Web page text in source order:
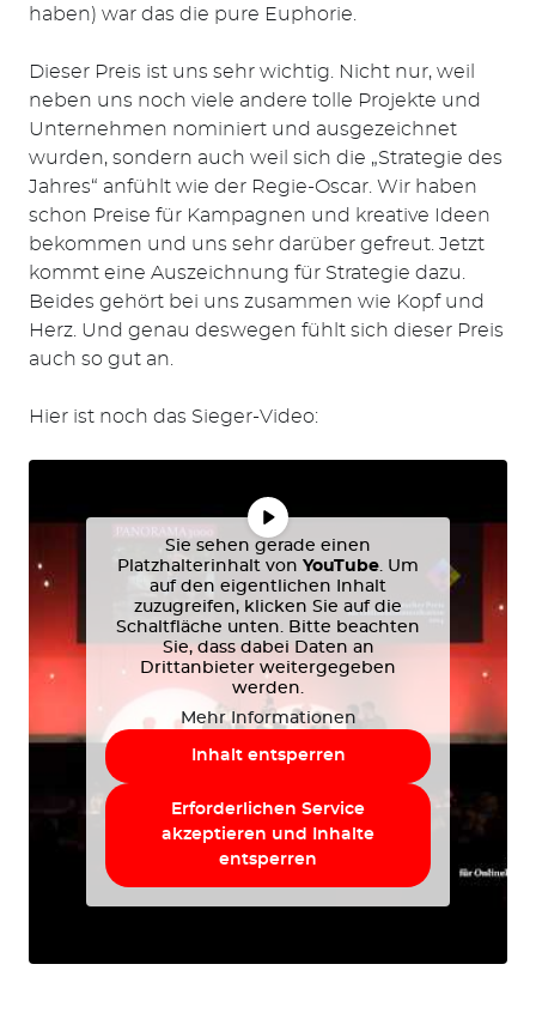
haben) war das die pure Euphorie.
Dieser Preis ist uns sehr wichtig. Nicht nur, weil
neben uns noch viele andere tolle Projekte und
Unternehmen nominiert und ausgezeichnet
wurden, sondern auch weil sich die „Strategie des
Jahres“ anfühlt wie der Regie-Oscar. Wir haben
schon Preise für Kampagnen und kreative Ideen
bekommen und uns sehr darüber gefreut. Jetzt
kommt eine Auszeichnung für Strategie dazu.
Beides gehört bei uns zusammen wie Kopf und
Herz. Und genau deswegen fühlt sich dieser Preis
auch so gut an.
Hier ist noch das Sieger-Video:
Sie sehen gerade einen
Platzhalterinhalt von YouTube. Um
auf den eigentlichen Inhalt
zuzugreifen, klicken Sie auf die
Schaltfläche unten. Bitte beachten
Sie, dass dabei Daten an
Drittanbieter weitergegeben
werden.
Mehr Informationen
Inhalt entsperren
Erforderlichen Service
akzeptieren und Inhalte
entsperren